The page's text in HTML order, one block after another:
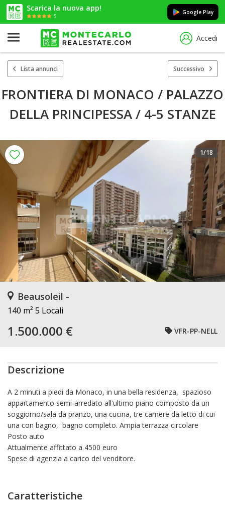
Scarica la nuova app!
5
Google Play
Accedi
Lista annunci Successivo
FRONTIERA DI MONACO / PALAZZO
DELLA PRINCIPESSA / 4-5 STANZE
1/18
Beausoleil -
140 m² 5 Locali
1.500.000 € VFR-PP-NELL
Descrizione
A 2 minuti a piedi da Monaco, in una bella residenza, spazioso
appartamento semi-arredato all'ultimo piano composto da un
soggiorno/sala da pranzo, una cucina, tre camere da letto di cui
una con bagno, bagno completo. Ampia terrazza circolare
Posto auto
Attualmente affittato a 4500 euro
Spese di agenzia a carico del venditore.
Caratteristiche